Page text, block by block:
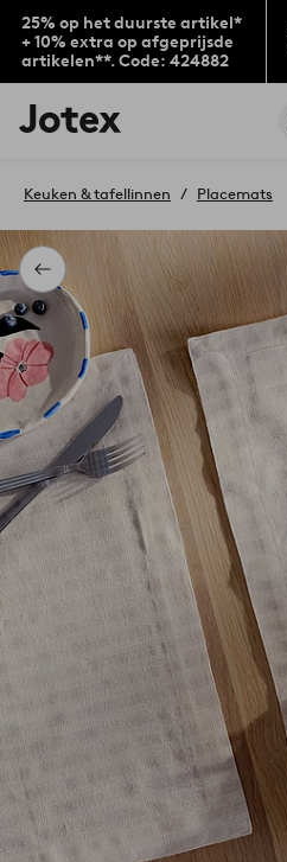
25% op het duurste artikel*
+ 10% extra op afgeprijsde
artikelen**. Code: 424882
Jotex
logo
to
home
page
Terug
Keuken & tafellinnen Placemats